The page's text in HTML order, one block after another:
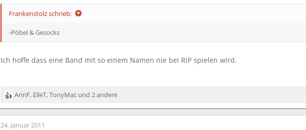
Frankenstolz schrieb:
-Pöbel & Gesocks
Ich hoffe dass eine Band mit so einem Namen nie bei RiP spielen wird.
R
e
a
k
AnnF, ElleT,TonyMac und 2 andere
24. Januar 2011